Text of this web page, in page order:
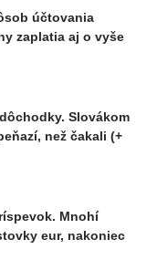
účtovania
zaplatia aj o vyše
Slovákom
než čakali (+
Mnohí
eur, nakoniec